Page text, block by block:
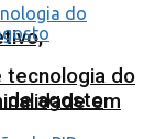
em
tecnologia do
de agosto